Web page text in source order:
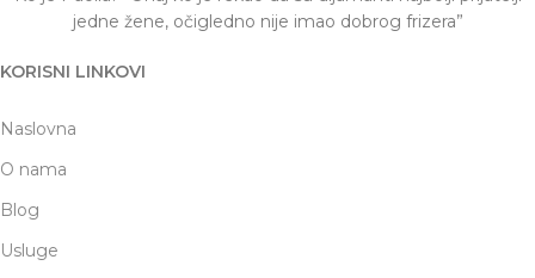
jedne žene, očigledno nije imao dobrog frizera”
KORISNI LINKOVI
Naslovna
O nama
Blog
Usluge